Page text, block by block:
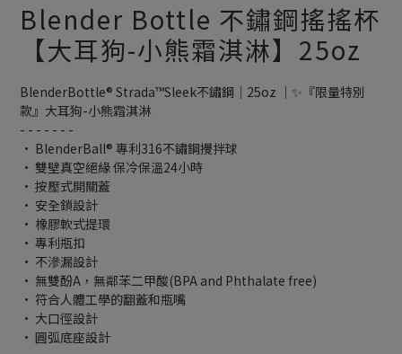
Blender Bottle 不鏽鋼搖搖杯
【大耳狗-小熊霜淇淋】25oz
BlenderBottle® Strada™Sleek不鏽鋼｜25oz ｜✨『限量特別
款』大耳狗-小熊霜淇淋
- - - - - - -
• BlenderBall® 專利316不鏽鋼攪拌球
• 雙壁真空絕緣 保冷保溫24小時
• 按壓式開關蓋
• 安全鎖設計
• 橡膠軟式提環
• 專利瓶扣
• 不滲漏設計
• 無雙酚A，無鄰苯二甲酸(BPA and Phthalate free)
• 符合人體工學的翻蓋和瓶嘴
• 大口徑設計
• 圓弧底座設計